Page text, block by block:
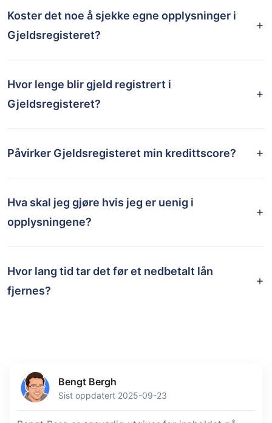
Koster det noe å sjekke egne opplysninger i
Gjeldsregisteret?
Hvor lenge blir gjeld registrert i
Gjeldsregisteret?
Påvirker Gjeldsregisteret min kredittscore?
Hva skal jeg gjøre hvis jeg er uenig i
opplysningene?
Hvor lang tid tar det før et nedbetalt lån
fjernes?
Bengt Bergh
Sist oppdatert 2025-09-23